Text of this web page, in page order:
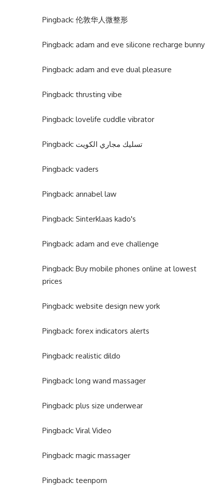
Pingback: 伦敦华人微整形
Pingback: adam and eve silicone recharge bunny
Pingback: adam and eve dual pleasure
Pingback: thrusting vibe
Pingback: lovelife cuddle vibrator
Pingback: تسليك مجاري الكويت
Pingback: vaders
Pingback: annabel law
Pingback: Sinterklaas kado's
Pingback: adam and eve challenge
Pingback: Buy mobile phones online at lowest
prices
Pingback: website design new york
Pingback: forex indicators alerts
Pingback: realistic dildo
Pingback: long wand massager
Pingback: plus size underwear
Pingback: Viral Video
Pingback: magic massager
Pingback: teenporn